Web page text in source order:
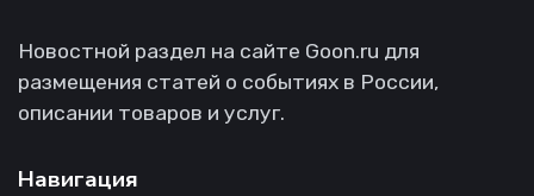
Новостной раздел на сайте Goon.ru для
размещения статей о событиях в России,
описании товаров и услуг.
Навигация